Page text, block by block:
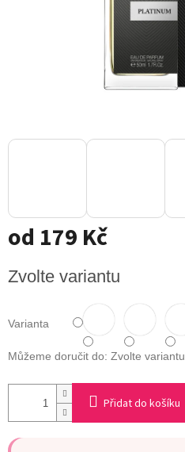
od 179 Kč
cena:
Zvolte variantu
Varianta
Můžeme doručit do: Zvolte variantu
Přidat do košíku